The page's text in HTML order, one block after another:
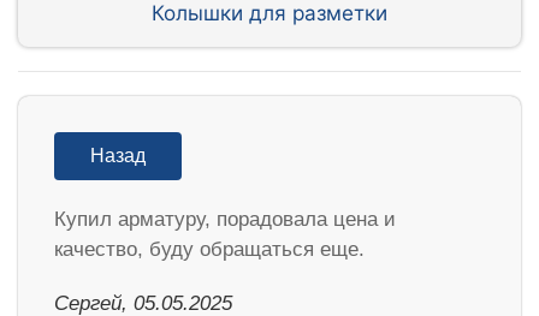
Колышки для разметки
Назад
Купил арматуру, порадовала цена и
качество, буду обращаться еще.
Сергей, 05.05.2025